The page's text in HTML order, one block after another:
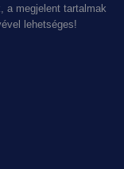
a megjelent tartalmak
lehetséges!